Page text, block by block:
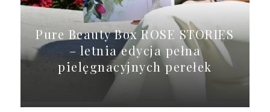
Pure Beauty Box ROSE STORIES
– letnia edycja pełna
pielęgnacyjnych perełek